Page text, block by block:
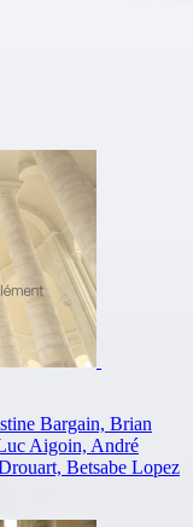
Bargain, Brian
Aigoin, André
Betsabe Lopez